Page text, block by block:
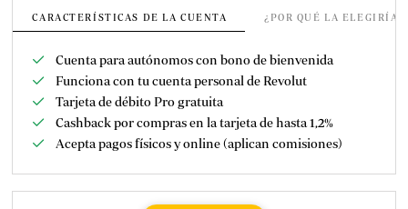
CARACTERÍSTICAS DE LA CUENTA ¿POR QUÉ LA
Cuenta para autónomos con bono de bienvenida
Funciona con tu cuenta personal de Revolut
Tarjeta de débito Pro gratuita
Cashback por compras en la tarjeta de hasta 1,2%
Acepta pagos físicos y online (aplican comisiones)